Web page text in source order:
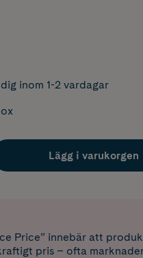
inom 1-2 vardagar
Lägg i varukorgen
Price” innebär att
pris – ofta